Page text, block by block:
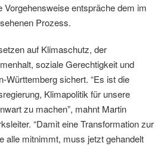
Vorgehensweise entspräche dem im
Prozess.
auf Klimaschutz, der
soziale Gerechtigkeit und
Württemberg sichert. “Es ist die
Klimapolitik für unsere
zu machen”, mahnt Martin
“Damit eine Transformation zur
alle mitnimmt, muss jetzt gehandelt